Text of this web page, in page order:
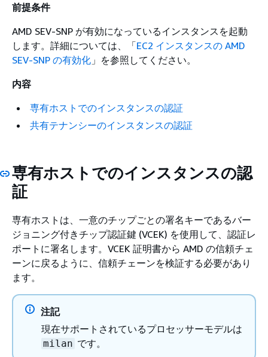
前提条件
AMD SEV-SNP が有効になっているインスタンスを起動
します。詳細については、「EC2 インスタンスの AMD
SEV-SNP の有効化 」を参照してください。
内容
専有ホストでのインスタンスの認証
共有テナンシーのインスタンスの認証
専有ホストでのインスタンスの認
証
専有ホストは、一意のチップごとの署名キーであるバー
ジョニング付きチップ認証鍵 (VCEK) を使用して、認証レ
ポートに署名します。VCEK 証明書から AMD の信頼チェ
ーンに戻るように、信頼チェーンを検証する必要があり
ます。
注記
現在サポートされているプロセッサーモデルは
milan です。